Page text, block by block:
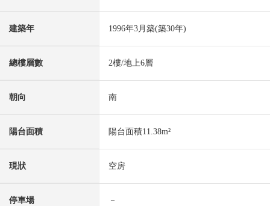
建築年 1996年3月築(築30年)
總樓層數 2樓/地上6層
朝向 南
陽台面積 陽台面積11.38m²
現狀 空房
停車場 －